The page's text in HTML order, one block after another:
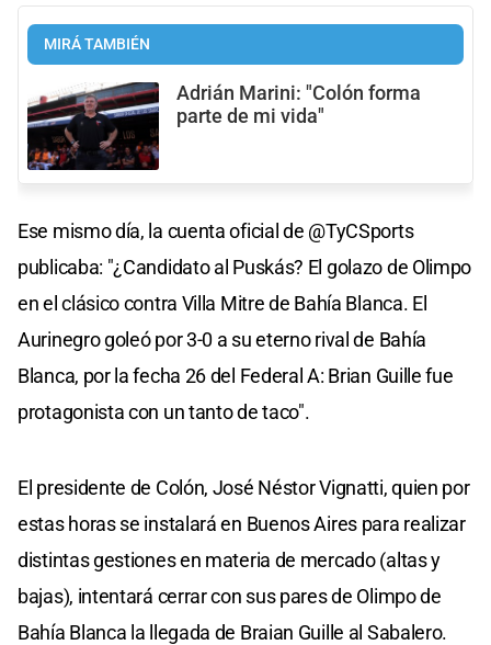
MIRÁ TAMBIÉN
Adrián Marini: "Colón forma
parte de mi vida"
Ese mismo día, la cuenta oficial de @TyCSports
publicaba: "¿Candidato al Puskás? El golazo de Olimpo
en el clásico contra Villa Mitre de Bahía Blanca. El
Aurinegro goleó por 3-0 a su eterno rival de Bahía
Blanca, por la fecha 26 del Federal A: Brian Guille fue
protagonista con un tanto de taco".
El presidente de Colón, José Néstor Vignatti, quien por
estas horas se instalará en Buenos Aires para realizar
distintas gestiones en materia de mercado (altas y
bajas), intentará cerrar con sus pares de Olimpo de
Bahía Blanca la llegada de Braian Guille al Sabalero.